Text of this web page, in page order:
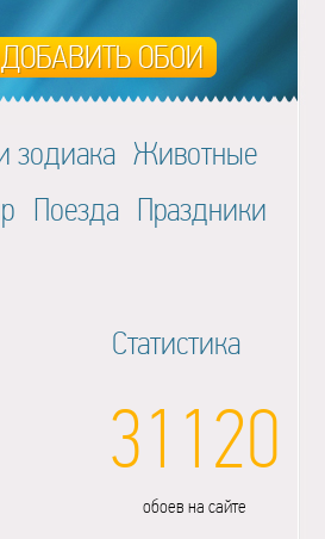
зодиака Животные
Поезда Праздники
Статистика
31120
обоев на сайте